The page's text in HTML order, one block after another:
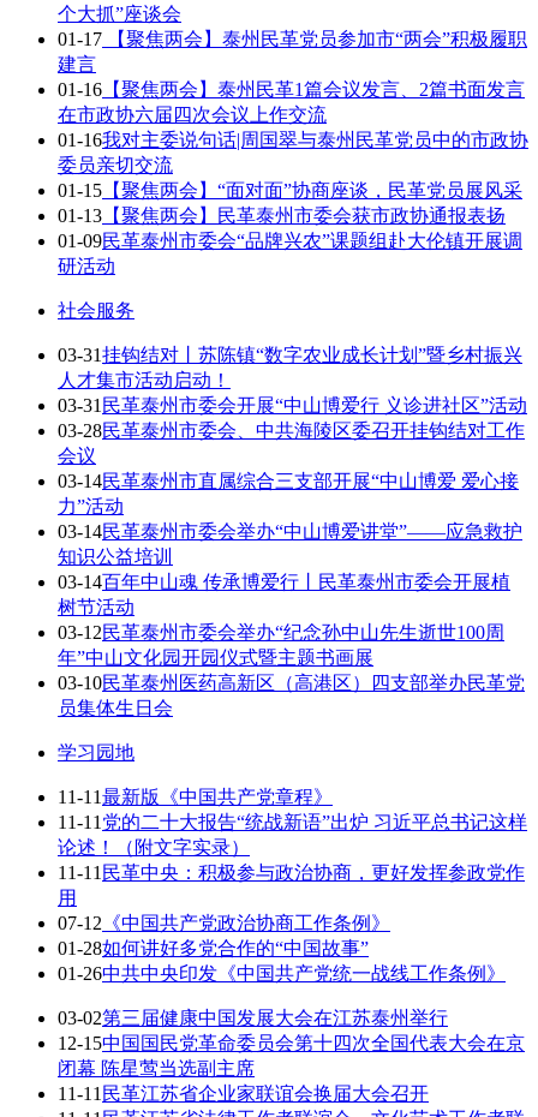
个大抓”座谈会
01-17 【聚焦两会】泰州民革党员参加市“两会”积极履职
建言
01-16 【聚焦两会】泰州民革1篇会议发言、2篇书面发言
在市政协六届四次会议上作交流
01-16我对主委说句话|周国翠与泰州民革党员中的市政协
委员亲切交流
01-15 【聚焦两会】“面对面”协商座谈，民革党员展风采
01-13 【聚焦两会】民革泰州市委会获市政协通报表扬
01-09民革泰州市委会“品牌兴农”课题组赴大伦镇开展调
研活动
社会服务
03-31挂钩结对丨苏陈镇“数字农业成长计划”暨乡村振兴
人才集市活动启动！
03-31 民革泰州市委会开展“中山博爱行 义诊进社区”活动
03-28民革泰州市委会、中共海陵区委召开挂钩结对工作
会议
03-14民革泰州市直属综合三支部开展“中山博爱 爱心接
力”活动
03-14民革泰州市委会举办“中山博爱讲堂”——应急救护
知识公益培训
03-14百年中山魂 传承博爱行丨民革泰州市委会开展植
树节活动
03-12民革泰州市委会举办“纪念孙中山先生逝世100周
年”中山文化园开园仪式暨主题书画展
03-10民革泰州医药高新区（高港区）四支部举办民革党
员集体生日会
学习园地
11-11最新版《中国共产党章程》
11-11 党的二十大报告“统战新语”出炉 习近平总书记这样
论述！（附文字实录）
11-11 民革中央：积极参与政治协商，更好发挥参政党作
用
07-12 《中国共产党政治协商工作条例》
01-28如何讲好多党合作的“中国故事”
01-26中共中央印发《中国共产党统一战线工作条例》
03-02第三届健康中国发展大会在江苏泰州举行
12-15中国国民党革命委员会第十四次全国代表大会在京
闭幕 陈星莺当选副主席
11-11 民革江苏省企业家联谊会换届大会召开